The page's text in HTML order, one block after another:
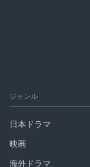
ジャンル
日本ドラマ
映画
海外ドラマ